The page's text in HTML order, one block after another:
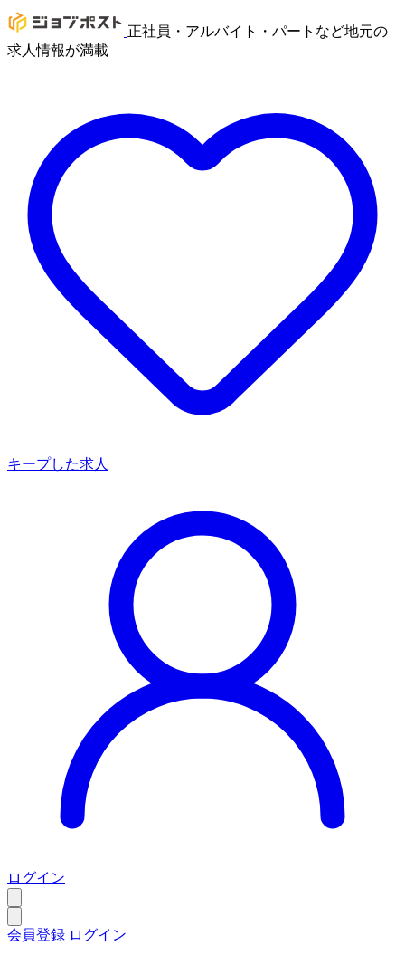
正社員・アルバイト・パートなど地元の
求人情報が満載
キープした求人
ログイン
会員登録 ログイン